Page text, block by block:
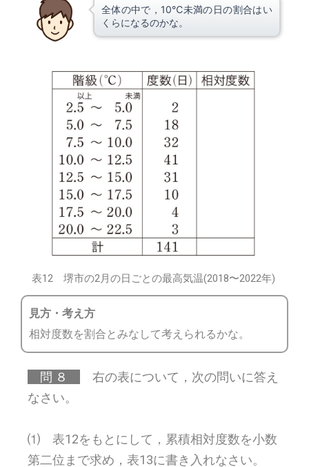
全体の中で，10℃未満の日の割合はい
くらになるのかな。
表12 堺市の2月の日ごとの最高気温(2018〜2022年)
見方・考え方
相対度数を割合とみなして考えられるかな。
問 ８
右の表について，次の問いに答え
なさい。
⑴ 表12をもとにして，累積相対度数を小数
第二位まで求め，表13に書き入れなさい。